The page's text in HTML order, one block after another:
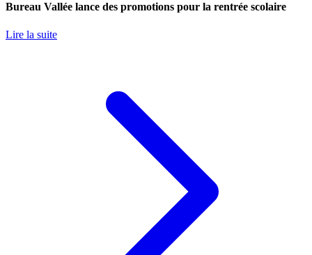
Bureau Vallée lance des promotions pour la rentrée scolaire
Lire la suite